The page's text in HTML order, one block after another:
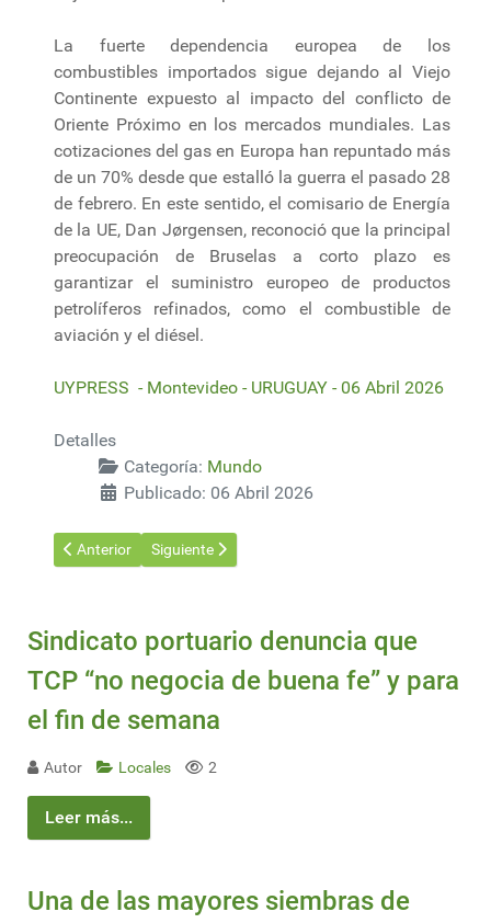
La fuerte dependencia europea de los
combustibles importados sigue dejando al Viejo
Continente expuesto al impacto del conflicto de
Oriente Próximo en los mercados mundiales. Las
cotizaciones del gas en Europa han repuntado más
de un 70% desde que estalló la guerra el pasado 28
de febrero. En este sentido, el comisario de Energía
de la UE, Dan Jørgensen, reconoció que la principal
preocupación de Bruselas a corto plazo es
garantizar el suministro europeo de productos
petrolíferos refinados, como el combustible de
aviación y el diésel.
UYPRESS - Montevideo - URUGUAY - 06 Abril 2026
Detalles
Categoría: Mundo
Publicado: 06 Abril 2026
Artículo anterior: Cuba lidera la ruta del biometano: Inauguran
Anterior Artículo siguiente: Lanzan el tren Lima-Ica, de
Siguiente
Sindicato portuario denuncia que
TCP “no negocia de buena fe” y para
el fin de semana
Autor Locales 2
Leer más...
Una de las mayores siembras de